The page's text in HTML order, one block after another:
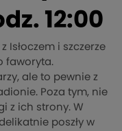
12:00
Isłoczem i szczerze
faworyta.
ale to pewnie z
Poza tym, nie
z ich strony. W
poszły w